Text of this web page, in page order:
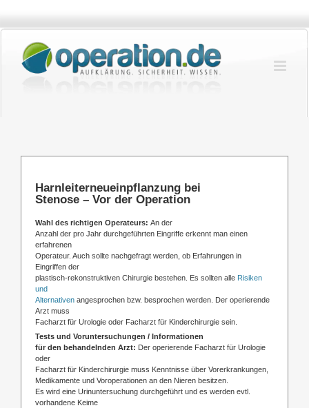
springen
Harnleiterneueinpflanzung bei
Stenose – Vor der Operation
Wahl des richtigen Operateurs: An der
Anzahl der pro Jahr durchgeführten Eingriffe erkennt man einen
erfahrenen
Operateur. Auch sollte nachgefragt werden, ob Erfahrungen in
Eingriffen der
plastisch-rekonstruktiven Chirurgie bestehen. Es sollten alle Risiken
und
Alternativen angesprochen bzw. besprochen werden. Der operierende
Arzt muss
Facharzt für Urologie oder Facharzt für Kinderchirurgie sein.
Tests und Voruntersuchungen / Informationen
für den behandelnden Arzt: Der operierende Facharzt für Urologie
oder
Facharzt für Kinderchirurgie muss Kenntnisse über Vorerkrankungen,
Medikamente und Voroperationen an den Nieren besitzen.
Es wird eine Urinuntersuchung durchgeführt und es werden evtl.
vorhandene Keime